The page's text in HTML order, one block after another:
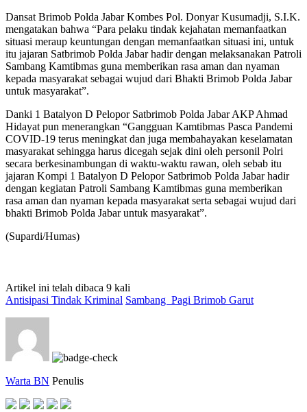
Dansat Brimob Polda Jabar Kombes Pol. Donyar Kusumadji, S.I.K.
mengatakan bahwa “Para pelaku tindak kejahatan memanfaatkan
situasi meraup keuntungan dengan memanfaatkan situasi ini, untuk
itu jajaran Satbrimob Polda Jabar hadir dengan melaksanakan Patroli
Sambang Kamtibmas guna memberikan rasa aman dan nyaman
kepada masyarakat sebagai wujud dari Bhakti Brimob Polda Jabar
untuk masyarakat”.
Danki 1 Batalyon D Pelopor Satbrimob Polda Jabar AKP Ahmad
Hidayat pun menerangkan “Gangguan Kamtibmas Pasca Pandemi
COVID-19 terus meningkat dan juga membahayakan keselamatan
masyarakat sehingga harus dicegah sejak dini oleh personil Polri
secara berkesinambungan di waktu-waktu rawan, oleh sebab itu
jajaran Kompi 1 Batalyon D Pelopor Satbrimob Polda Jabar hadir
dengan kegiatan Patroli Sambang Kamtibmas guna memberikan
rasa aman dan nyaman kepada masyarakat serta sebagai wujud dari
bhakti Brimob Polda Jabar untuk masyarakat”.
(Supardi/Humas)
Artikel ini telah dibaca 9 kali
Antisipasi Tindak Kriminal Sambang Pagi Brimob Garut
Warta BN Penulis